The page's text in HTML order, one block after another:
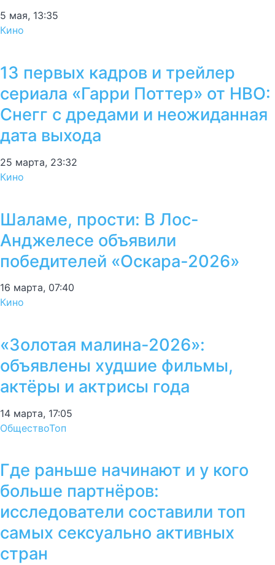
5 мая, 13:35
Кино
13 первых кадров и трейлер
сериала «Гарри Поттер» от HBO:
Снегг с дредами и неожиданная
дата выхода
25 марта, 23:32
Кино
Шаламе, прости: В Лос-
Анджелесе объявили
победителей «Оскара-2026»
16 марта, 07:40
Кино
«Золотая малина-2026»:
объявлены худшие фильмы,
актёры и актрисы года
14 марта, 17:05
ОбществоТоп
Где раньше начинают и у кого
больше партнёров:
исследователи составили топ
самых сексуально активных
стран